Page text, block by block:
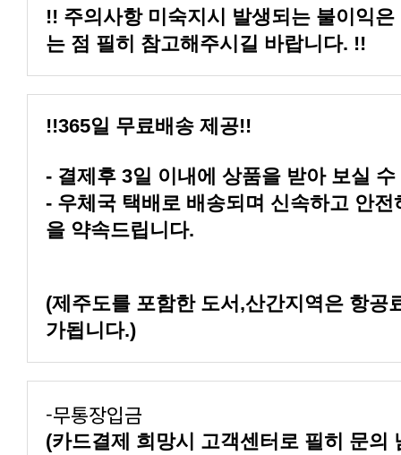
는 점 필히 참고해주시길 바랍니다. !!
!!365일 무료배송 제공!!
- 결제후 3일 이내에 상품을 받아 보실
을 약속드립니다.
가됩니다.)
-무통장입금